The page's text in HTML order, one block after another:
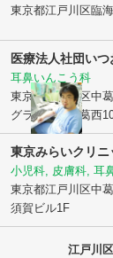
東京都江戸川区臨
医療法人社団いつ
耳鼻いんこう科
東京都江戸川区中
グランディオ葛西
東京みらいクリニ
小児科, 皮膚科, 耳
東京都江戸川区中
須賀ビル1F
江戸川